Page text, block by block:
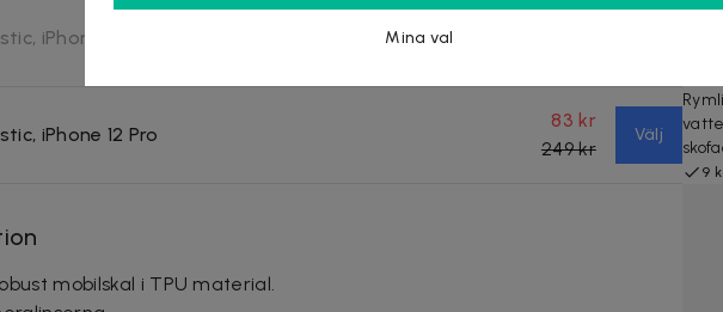
iPhone 12 Pro Max
iPhone 12 Pro
83 kr
249 kr
Välj
mobilskal i TPU material.
för
9
Mina val